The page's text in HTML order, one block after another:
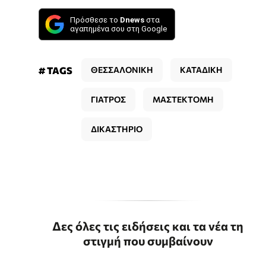
Πρόσθεσε το Dnews στα
αγαπημένα σου στη Google
# TAGS ΘΕΣΣΑΛΟΝΙΚΗ ΚΑΤΑΔΙΚΗ
ΓΙΑΤΡΟΣ ΜΑΣΤΕΚΤΟΜΗ
ΔΙΚΑΣΤΗΡΙΟ
Δες όλες τις ειδήσεις και τα νέα τη
στιγμή που συμβαίνουν